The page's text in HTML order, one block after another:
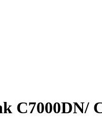
C7000DN/